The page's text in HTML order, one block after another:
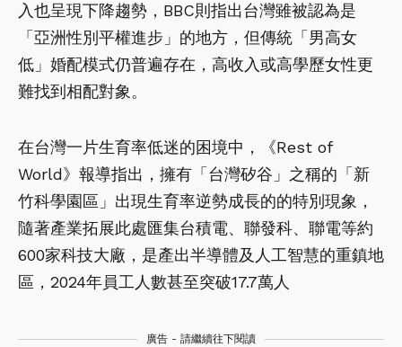
入也呈現下降趨勢，BBC則指出台灣雖被認為是
「亞洲性別平權進步」的地方，但傳統「男高女
低」婚配模式仍普遍存在，高收入或高學歷女性更
難找到相配對象。
在台灣一片生育率低迷的困境中，《Rest of
World》報導指出，擁有「台灣矽谷」之稱的「新
竹科學園區」出現生育率逆勢成長的的特別現象，
隨著產業拓展此處匯集台積電、聯發科、聯電等約
600家科技大廠，是產出半導體及人工智慧的重鎮地
區，2024年員工人數甚至突破17.7萬人
廣告 - 請繼續往下閱讀